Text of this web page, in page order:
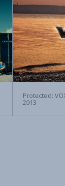
Protected:
2013